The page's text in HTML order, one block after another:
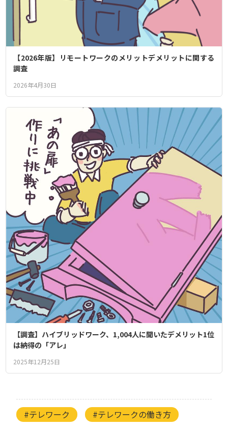
【2026年版】リモートワークのメリットデメリットに関する
調査
2026年4月30日
【調査】ハイブリッドワーク、1,004人に聞いたデメリット1位
は納得の「アレ」
2025年12月25日
#テレワーク
#テレワークの働き方